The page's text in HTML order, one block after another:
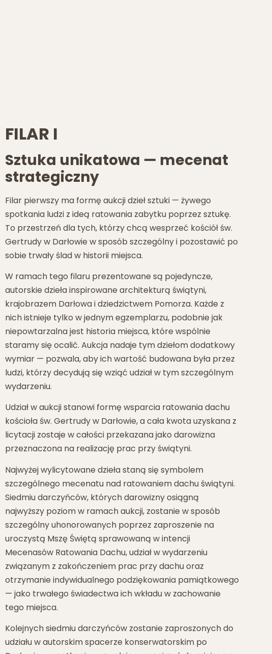
FILAR I
Sztuka unikatowa — mecenat
strategiczny
Filar pierwszy ma formę aukcji dzieł sztuki — żywego
spotkania ludzi z ideą ratowania zabytku poprzez sztukę.
To przestrzeń dla tych, którzy chcą wesprzeć kościół św.
Gertrudy w Darłowie w sposób szczególny i pozostawić po
sobie trwały ślad w historii miejsca.
W ramach tego filaru prezentowane są pojedyncze,
autorskie dzieła inspirowane architekturą świątyni,
krajobrazem Darłowa i dziedzictwem Pomorza. Każde z
nich istnieje tylko w jednym egzemplarzu, podobnie jak
niepowtarzalna jest historia miejsca, które wspólnie
staramy się ocalić. Aukcja nadaje tym dziełom dodatkowy
wymiar — pozwala, aby ich wartość budowana była przez
ludzi, którzy decydują się wziąć udział w tym szczególnym
wydarzeniu.
Udział w aukcji stanowi formę wsparcia ratowania dachu
kościoła św. Gertrudy w Darłowie, a cała kwota uzyskana z
licytacji zostaje w całości przekazana jako darowizna
przeznaczona na realizację prac przy świątyni.
Najwyżej wylicytowane dzieła staną się symbolem
szczególnego mecenatu nad ratowaniem dachu świątyni.
Siedmiu darczyńców, których darowizny osiągną
najwyższy poziom w ramach aukcji, zostanie w sposób
szczególny uhonorowanych poprzez zaproszenie na
uroczystą Mszę Świętą sprawowaną w intencji
Mecenasów Ratowania Dachu, udział w wydarzeniu
związanym z zakończeniem prac przy dachu oraz
otrzymanie indywidualnego podziękowania pamiątkowego
— jako trwałego świadectwa ich wkładu w zachowanie
tego miejsca.
Kolejnych siedmiu darczyńców zostanie zaproszonych do
udziału w autorskim spacerze konserwatorskim po